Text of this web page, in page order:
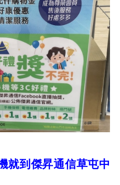
就到傑昇通信草屯中